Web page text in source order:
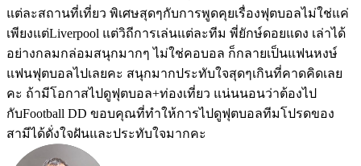
แต่ละสถานที่เที่ยว พิเศษสุดๆกับการพูดคุยเรื่องฟุตบอลไม่ใช่แค่
เพียงแต่Liverpool แต่วิถีการเล่นแต่ละทีม พี่ยักษ์ดอยแดง เล่าได้
อย่างกลมกล่อมสนุกมากๆ ไม่ใช่คอบอล ก็กลายเป็นแฟนหงษ์
แฟนฟุตบอลไปเลยคะ สนุกมากประทับใจสุดๆเกินที่คาดคิดเลย
คะ ถ้ามีโอกาสไปดูฟุตบอล+ท่องเที่ยว แน่นนอนว่าต้องไป
กับFootball DD ขอบคุณที่ทำให้การไปดูฟุตบอลทีมโปรดของ
สามีได้ดั่งใจฝันและประทับใจมากคะ